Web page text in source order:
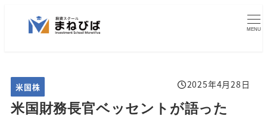
ン
テ
ン
MENU
米国財務長官ベッセントが語った
投稿日
2025年4月28日
カテゴリー
米国株
2025年4月17日
2024年5月18日
2024年7月21日
2025年5月10日
2025年5月10日
2025年5月3日
2025年4月28日
2025年4月17日
2024年8月31日
2024年7月21日